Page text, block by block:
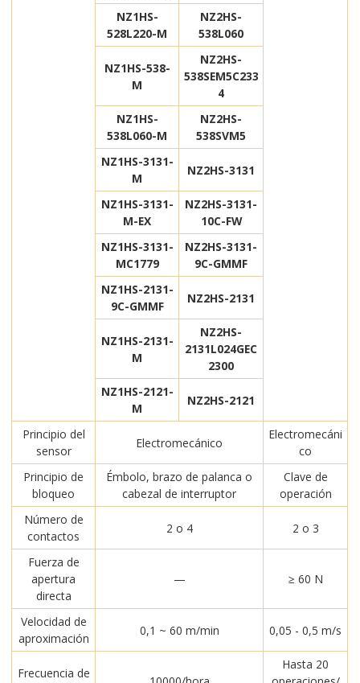
NZ1HS-
528L220-M
NZ2HS-
538L060
NZ1HS-538-
M
NZ2HS-
538SEM5C233
4
NZ1HS-
538L060-M
NZ2HS-
538SVM5
NZ1HS-3131-
M
NZ2HS-3131
NZ1HS-3131-
M-EX
NZ2HS-3131-
10C-FW
NZ1HS-3131-
MC1779
NZ2HS-3131-
9C-GMMF
NZ1HS-2131-
9C-GMMF
NZ2HS-2131
NZ1HS-2131-
M
NZ2HS-
2131L024GEC
2300
NZ1HS-2121-
M
NZ2HS-2121
Principio del
sensor
Electromecánico
Electromecáni
co
Principio de
bloqueo
Émbolo, brazo de palanca o
cabezal de interruptor
Clave de
operación
Número de
contactos
2 o 4 2 o 3
Fuerza de
apertura
directa
— ≥ 60 N
Velocidad de
aproximación
0,1 ~ 60 m/min 0,05 - 0,5 m/s
Frecuencia de
Hasta 20